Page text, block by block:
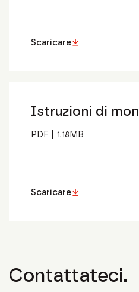
Scaricare
Istruzioni di
PDF 1.18 MB
Scaricare
Contattateci.